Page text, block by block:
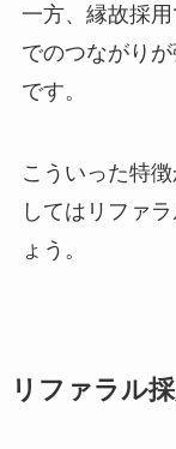
一方、縁故採
でのつながり
です。
こういった特
してはリファ
ょう。
リファラル